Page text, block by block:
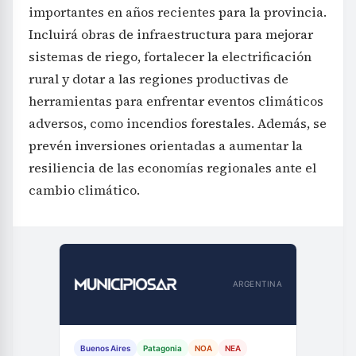
importantes en años recientes para la provincia.
Incluirá obras de infraestructura para mejorar
sistemas de riego, fortalecer la electrificación
rural y dotar a las regiones productivas de
herramientas para enfrentar eventos climáticos
adversos, como incendios forestales. Además, se
prevén inversiones orientadas a aumentar la
resiliencia de las economías regionales ante el
cambio climático.
ARGENTINA
Buenos Aires Patagonia NOA NEA